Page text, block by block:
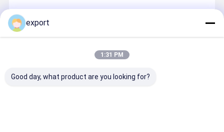
Stativ Drehkreuz Gate
Flughafendrehkreuz
export
1:31 PM
Good day, what product are you looking for?